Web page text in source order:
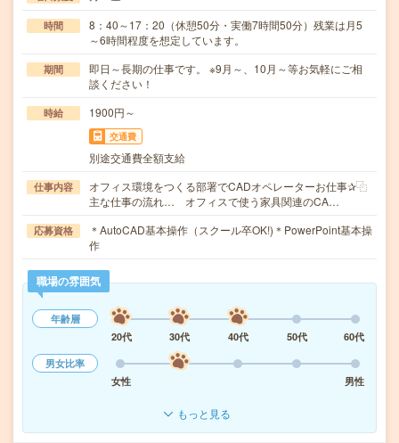
時間
8：40～17：20（休憩50分・実働7時間50分）残業は月5
～6時間程度を想定しています。
期間
即日～長期の仕事です。 ※9月～、10月～等お気軽にご相
談ください！
時給 1900円～
交通費
別途交通費全額支給
仕事内容
オフィス環境をつくる部署でCADオペレーターお仕事✰⿻
主な仕事の流れ… オフィスで使う家具関連のCA…
応募資格
＊AutoCAD基本操作（スクール卒OK!)＊PowerPoint基本操
作
職場の雰囲気
年齢層
20代
30代 40代 50代
60代
男女比率
女性
男性
もっと見る